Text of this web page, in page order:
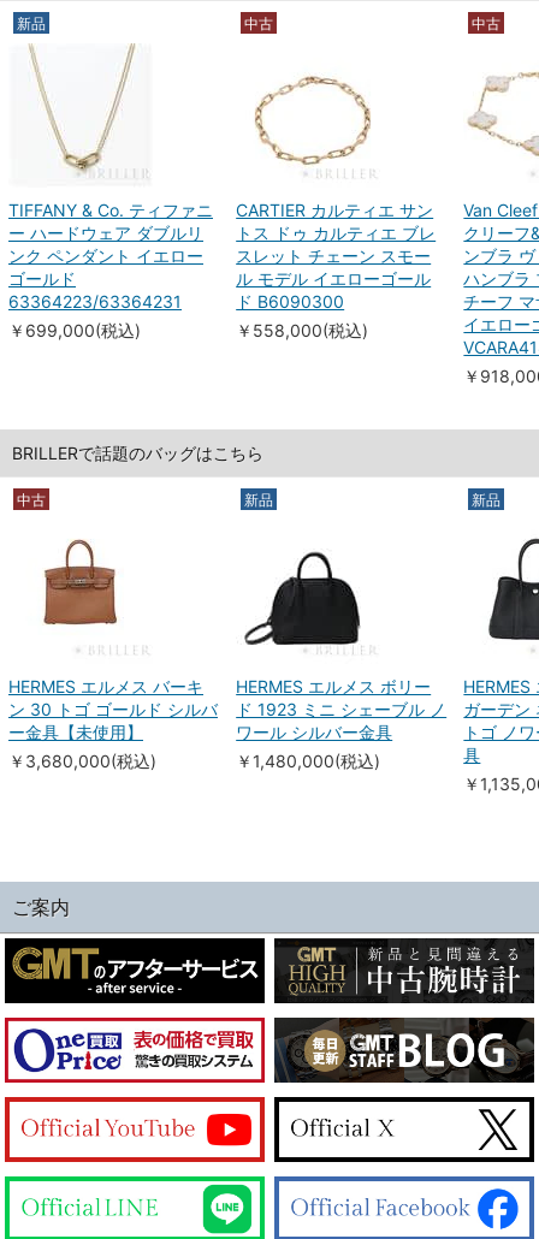
新品
TIFFANY & Co. ティファニ
ー ハードウェア ダブルリ
ンク ペンダント イエロー
ゴールド
63364223/63364231
￥699,000(税込)
中古
CARTIER カルティエ サン
トス ドゥ カルティエ ブレ
スレット チェーン スモー
ル モデル イエローゴール
ド B6090300
￥558,000(税込)
中古
Van
クリーフ
ンブラ
ハンブラ
チーフ
イエロー
￥
BRILLERで話題のバッグはこちら
中古
HERMES エルメス バーキ
ン 30 トゴ ゴールド シルバ
ー金具【未使用】
￥3,680,000(税込)
新品
HERMES エルメス ボリー
ド 1923 ミニ シェーブル ノ
ワール シルバー金具
￥1,480,000(税込)
新品
ガーデン
トゴ ノ
具
￥
ご案内